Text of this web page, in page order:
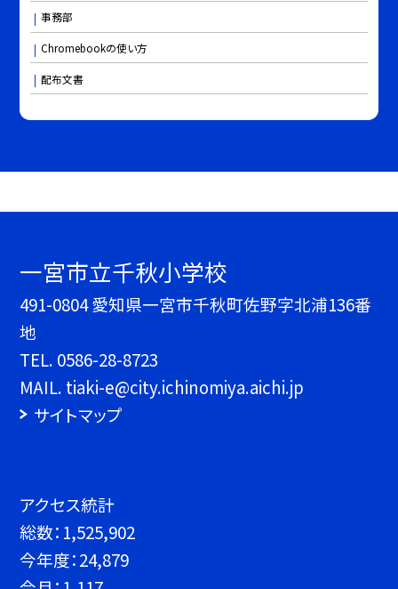
事務部
Chromebookの使い方
配布文書
一宮市立千秋小学校
491-0804 愛知県一宮市千秋町佐野字北浦136番
地
TEL. 0586-28-8723
MAIL. tiaki-e@city.ichinomiya.aichi.jp
サイトマップ
アクセス統計
総数： 1,525,902
今年度：24,879